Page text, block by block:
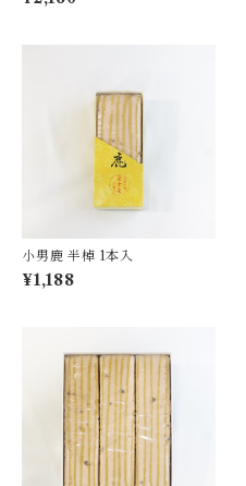
小男鹿 半棹 1本入
¥1,188